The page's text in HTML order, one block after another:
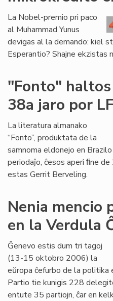
La Nobel-premio pri paco
al Muhammad Yunus
devigas al la demando: kiel
Esperantio? Shajne ekzistas
"Fonto"
38a jaro por LF
La literatura almanako
“Fonto”, produktata de la
samnoma eldonejo en
periodaĵo, ĉesos aperi ﬁne
estas Gerrit Berveling.
Nenia mencio
en la Verdula
Ĝenevo estis dum tri tagoj
(13-15 oktobro 2006) la
eŭropa ĉefurbo de la politika
Partio tie kunigis 228
entute 35 partiojn, ĉar en